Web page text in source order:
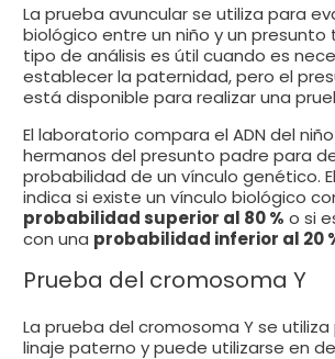
La prueba avuncular se utiliza para
biológico entre un niño y un presunto
tipo de análisis es útil cuando es
establecer la paternidad, pero el
está disponible para realizar una
El laboratorio compara el ADN del
hermanos del presunto padre para
probabilidad de un vínculo genético.
indica si existe un vínculo biológico
probabilidad superior al 80 % o si
con una probabilidad inferior al 20
Prueba del cromosoma Y
La prueba del cromosoma Y se
linaje paterno y puede utilizarse en